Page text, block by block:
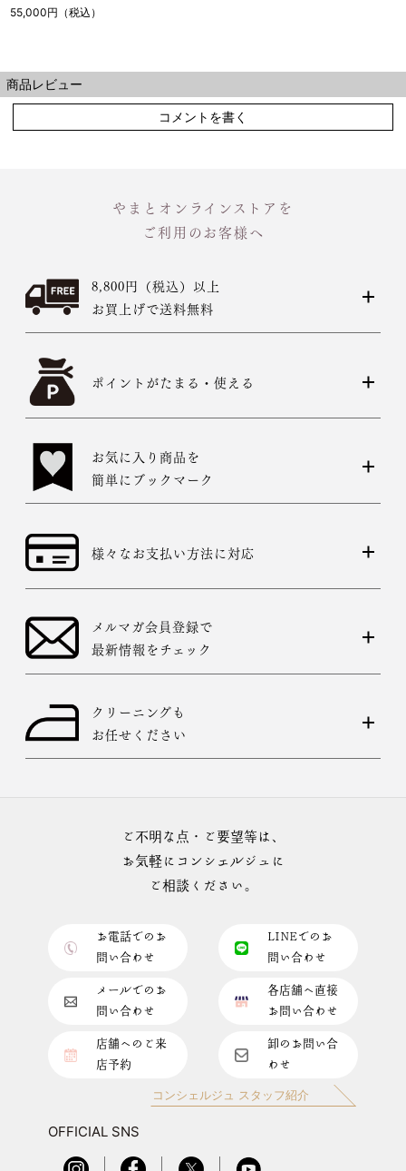
お花・ぴんく
55,000円（税込）
商品レビュー
コメントを書く
やまとオンラインストアを
ご利用のお客様へ
8,800円（税込）以上
お買上げで送料無料
ポイントがたまる・使える
お気に入り商品を
簡単にブックマーク
様々なお支払い方法に対応
メルマガ会員登録で
最新情報をチェック
クリーニングも
お任せください
ご不明な点・ご要望等は、
お気軽にコンシェルジュに
ご相談ください。
お電話でのお
問い合わせ
LINEでのお
問い合わせ
メールでのお
問い合わせ
各店舗へ直接
お問い合わせ
店舗へのご来
店予約
卸のお問い合
わせ
コンシェルジュ スタッフ紹介
OFFICIAL SNS